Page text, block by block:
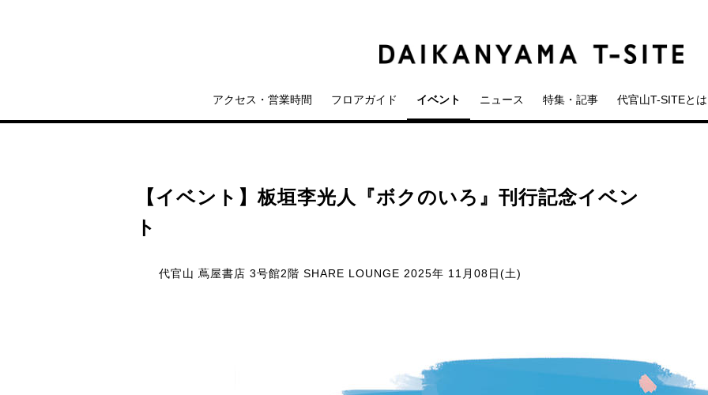
アクセス・営業時間 フロアガイド イベント ニュース 特集・記事 代官山T-SITEとは
【イベント】板垣李光人『ボクのいろ』刊行記念イベン
ト
代官山 蔦屋書店 3号館2階 SHARE LOUNGE 2025年 11月08日(土)